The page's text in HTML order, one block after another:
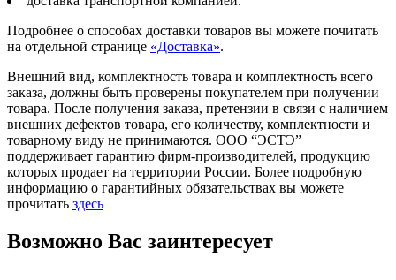
Подробнее о способах доставки товаров вы можете почитать
на отдельной странице «Доставка».
Внешний вид, комплектность товара и комплектность всего
заказа, должны быть проверены покупателем при получении
товара. После получения заказа, претензии в связи с наличием
внешних дефектов товара, его количеству, комплектности и
товарному виду не принимаются. ООО “ЭСТЭ”
поддерживает гарантию фирм-производителей, продукцию
которых продает на территории России. Более подробную
информацию о гарантийных обязательствах вы можете
прочитать здесь
Возможно Вас заинтересует